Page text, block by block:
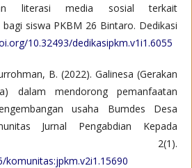
literasi media sosial terkait
siswa PKBM 26 Bintaro. Dedikasi
10.32493/dedikasipkm.v1i1.6055
B. (2022). Galinesa (Gerakan
dalam mendorong pemanfaatan
usaha Bumdes Desa
Jurnal Pengabdian Kepada
2(1).